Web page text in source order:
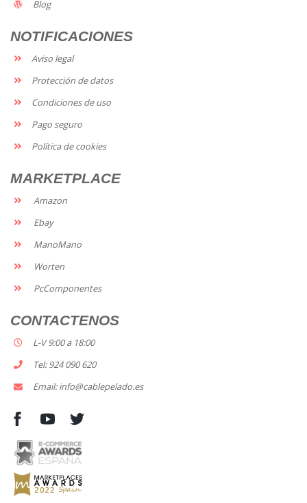
Blog
NOTIFICACIONES
Aviso legal
Protección de datos
Condiciones de uso
Pago seguro
Política de cookies
MARKETPLACE
Amazon
Ebay
ManoMano
Worten
PcComponentes
CONTACTENOS
L-V 9:00 a 18:00
Tel: 924 090 620
Email: info@cablepelado.es